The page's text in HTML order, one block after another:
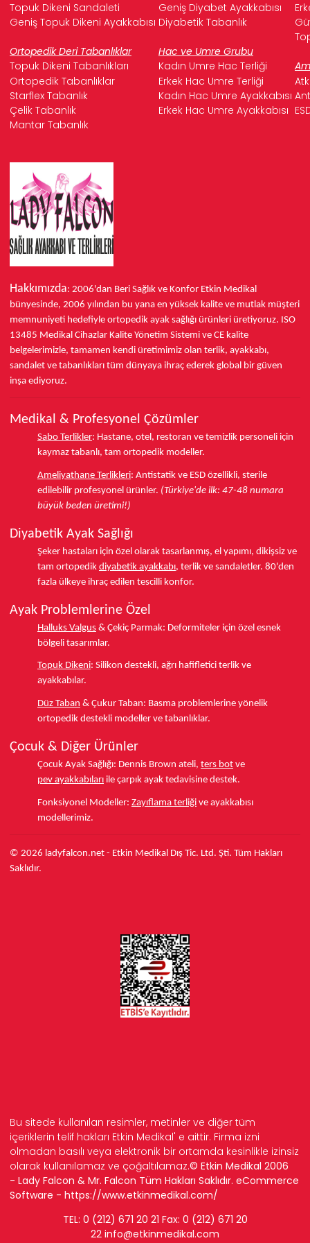
Topuk Dikeni Sandaleti Geniş Diyabet Ayakkabısı
Geniş Topuk Dikeni Ayakkabısı Diyabetik Tabanlık
Ortopedik Deri Tabanlıklar
Hac ve Umre Grubu
Topuk Dikeni Tabanlıkları
Kadın Umre Hac Terliği
Ortopedik Tabanlıklar
Erkek Hac Umre Terliği
Starflex Tabanlık
Kadın Hac Umre Ayakkabısı
Çelik Tabanlık
Erkek Hac Umre Ayakkabısı
Mantar Tabanlık
Hakkımızda: 2006'dan Beri Sağlık ve Konfor Etkin Medikal
bünyesinde, 2006 yılından bu yana en yüksek kalite ve mutlak müşteri
memnuniyeti hedefiyle ortopedik ayak sağlığı ürünleri üretiyoruz. ISO
13485 Medikal Cihazlar Kalite Yönetim Sistemi ve CE kalite
belgelerimizle, tamamen kendi üretimimiz olan terlik, ayakkabı,
sandalet ve tabanlıkları tüm dünyaya ihraç ederek global bir güven
inşa ediyoruz.
Medikal & Profesyonel Çözümler
Sabo Terlikler: Hastane, otel, restoran ve temizlik personeli için
kaymaz tabanlı, tam ortopedik modeller.
Ameliyathane Terlikleri: Antistatik ve ESD özellikli, sterile
edilebilir profesyonel ürünler. (Türkiye'de ilk: 47-48 numara
büyük beden üretimi!)
Diyabetik Ayak Sağlığı
Şeker hastaları için özel olarak tasarlanmış, el yapımı, dikişsiz ve
tam ortopedik diyabetik ayakkabı, terlik ve sandaletler. 80'den
fazla ülkeye ihraç edilen tescilli konfor.
Ayak Problemlerine Özel
Halluks Valgus & Çekiç Parmak: Deformiteler için özel esnek
bölgeli tasarımlar.
Topuk Dikeni: Silikon destekli, ağrı hafifletici terlik ve
ayakkabılar.
Düz Taban & Çukur Taban: Basma problemlerine yönelik
ortopedik destekli modeller ve tabanlıklar.
Çocuk & Diğer Ürünler
Çocuk Ayak Sağlığı: Dennis Brown ateli, ters bot ve
pev ayakkabıları ile çarpık ayak tedavisine destek.
Fonksiyonel Modeller: Zayıflama terliği ve ayakkabısı
modellerimiz.
© 2026 ladyfalcon.net - Etkin Medikal Dış Tic. Ltd. Şti. Tüm Hakları
Saklıdır.
Bu sitede kullanılan resimler, metinler ve diğer tüm
içeriklerin telif hakları Etkin Medikal' e aittir. Firma izni
olmadan basılı veya elektronik bir ortamda kesinlikle izinsiz
olarak kullanılamaz ve çoğaltılamaz.© Etkin Medikal 2006
- Lady Falcon & Mr. Falcon Tüm Hakları Saklıdır. eCommerce
Software - https://www.etkinmedikal.com/
TEL: 0 (212) 671 20 21 Fax: 0 (212) 671 20
22 info@etkinmedikal.com